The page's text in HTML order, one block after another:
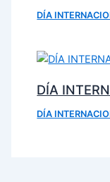
DÍA
DÍA
DÍA